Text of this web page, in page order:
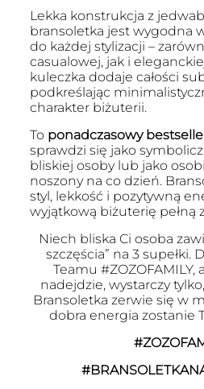
Lekka konstrukcja z
bransoletka jest wygodna
do każdej stylizacji –
casualowej, jak i
kuleczka dodaje całości
podkreślając
charakter biżuterii.
To ponadczasowy
sprawdzi się jako
bliskiej osoby lub jako
noszony na co dzień.
styl, lekkość i pozytywną
wyjątkową biżuterię pełną
Niech bliska Ci osoba
szczęścia” na 3 supełki.
Teamu #ZOZOFAMILY,
nadejdzie, wystarczy
Bransoletka zerwie się w
dobra energia zostanie